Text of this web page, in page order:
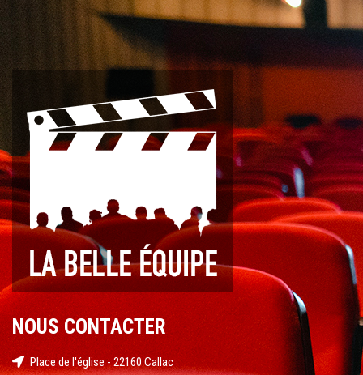
NOUS CONTACTER
Place de l'église - 22160 Callac